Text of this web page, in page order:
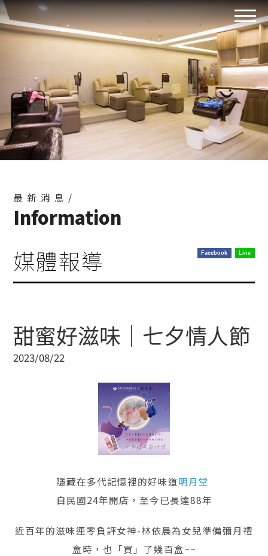
最新消息/
Information
Line
Facebook
媒體報導
甜蜜好滋味｜七夕情人節
2023/08/22
隱藏在多代記憶裡的好味道明月堂
自民國24年開店，至今已長達88年
近百年的滋味連零負評女神-林依晨為女兒準備彌月禮
盒時，也「買」了幾百盒~~